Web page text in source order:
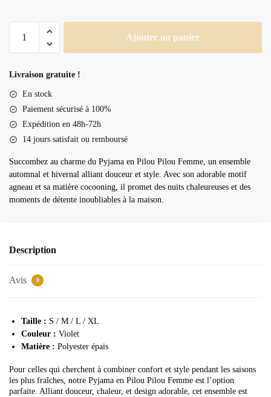
en
pilou
femme
Ajouter au panier
Livraison gratuite !
En stock
Paiement sécurisé à 100%
Expédition en 48h-72h
14 jours satisfait ou remboursé
Succombez au charme du Pyjama en Pilou Pilou Femme, un ensemble
automnal et hivernal alliant douceur et style. Avec son adorable motif
agneau et sa matière cocooning, il promet des nuits chaleureuses et des
moments de détente inoubliables à la maison.
Description
Avis 0
Taille : S / M / L / XL
Couleur : Violet
Matière : Polyester épais
Pour celles qui cherchent à combiner confort et style pendant les saisons
les plus fraîches, notre Pyjama en Pilou Pilou Femme est l’option
parfaite. Alliant douceur, chaleur, et design adorable, cet ensemble est